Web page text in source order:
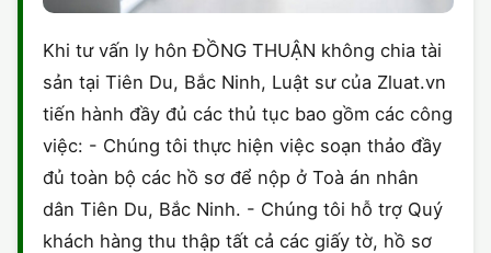
Khi tư vấn ly hôn ĐỒNG THUẬN không chia tài
sản tại Tiên Du, Bắc Ninh, Luật sư của Zluat.vn
tiến hành đầy đủ các thủ tục bao gồm các công
việc: - Chúng tôi thực hiện việc soạn thảo đầy
đủ toàn bộ các hồ sơ để nộp ở Toà án nhân
dân Tiên Du, Bắc Ninh. - Chúng tôi hỗ trợ Quý
khách hàng thu thập tất cả các giấy tờ, hồ sơ